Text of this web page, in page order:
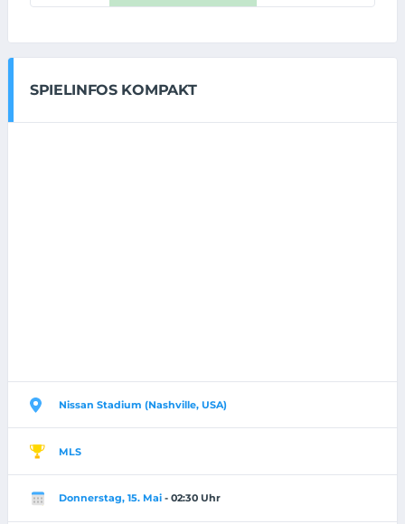
SPIELINFOS KOMPAKT
Nissan Stadium (Nashville, USA)
MLS
Donnerstag, 15. Mai - 02:30 Uhr